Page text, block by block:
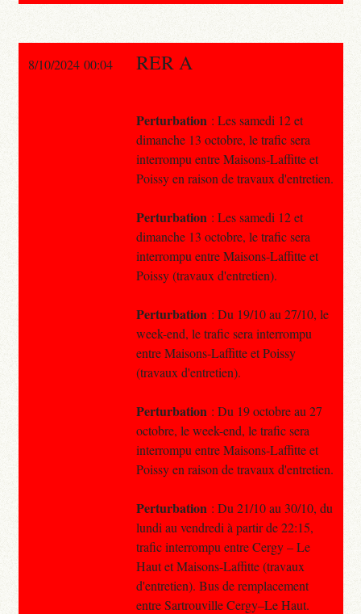
8/10/2024 00:04 RER A
Perturbation : Les samedi 12 et
dimanche 13 octobre, le trafic sera
interrompu entre Maisons-Laffitte et
Poissy en raison de travaux d'entretien.
Perturbation : Les samedi 12 et
dimanche 13 octobre, le trafic sera
interrompu entre Maisons-Laffitte et
Poissy (travaux d'entretien).
Perturbation : Du 19/10 au 27/10, le
week-end, le trafic sera interrompu
entre Maisons-Laffitte et Poissy
(travaux d'entretien).
Perturbation : Du 19 octobre au 27
octobre, le week-end, le trafic sera
interrompu entre Maisons-Laffitte et
Poissy en raison de travaux d'entretien.
Perturbation : Du 21/10 au 30/10, du
lundi au vendredi à partir de 22:15,
trafic interrompu entre Cergy – Le
Haut et Maisons-Laffitte (travaux
d'entretien). Bus de remplacement
entre Sartrouville Cergy–Le Haut.